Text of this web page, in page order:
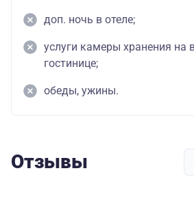
доп. ночь в отеле;
услуги камеры хранения на
гостинице;
обеды, ужины.
Отзывы